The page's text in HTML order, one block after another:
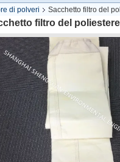
di polveri
Sacchetto filtro del
filtro del